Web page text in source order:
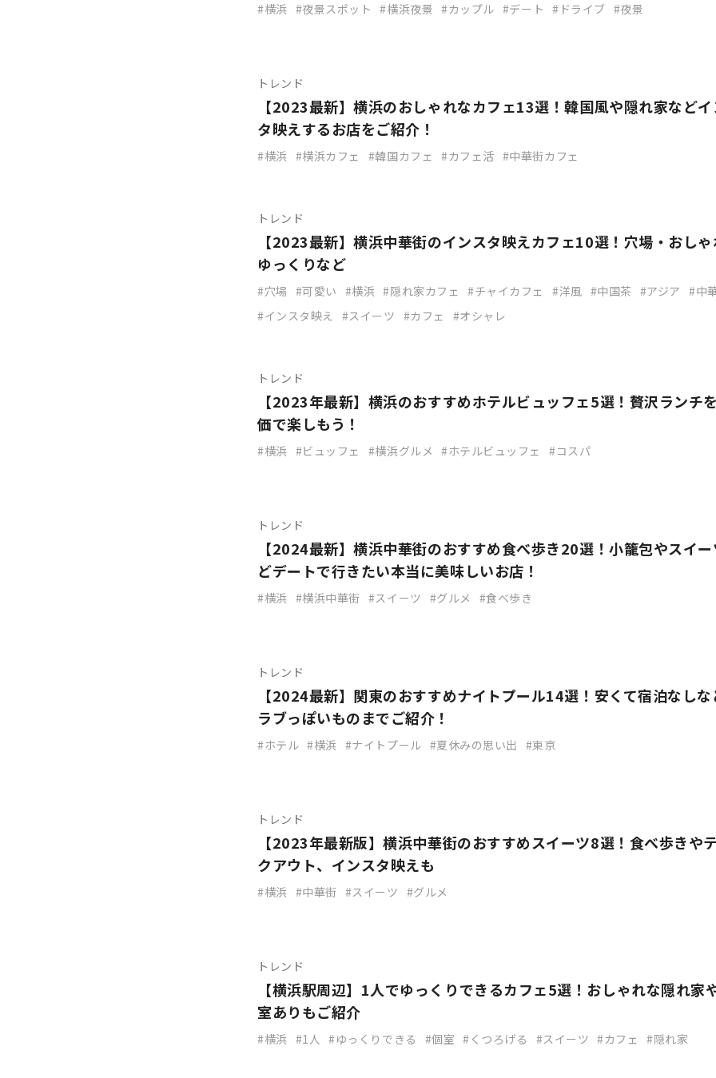
横浜 夜景スポット 横浜夜景 カップル デート ドライブ 夜景
トレンド
【2023最新】横浜のおしゃれなカフェ13選！韓国風や隠れ家などイ
タ映えするお店をご紹介！
横浜 横浜カフェ 韓国カフェ カフェ活 中華街カフェ
トレンド
【2023最新】横浜中華街のインスタ映えカフェ10選！穴場・おしゃ
ゆっくりなど
穴場 可愛い 横浜 隠れ家カフェ チャイカフェ 洋風 中国茶 アジア
中
インスタ映え
スイーツ カフェ オシャレ
トレンド
【2023年最新】横浜のおすすめホテルビュッフェ5選！贅沢ランチ
価で楽しもう！
横浜 ビュッフェ 横浜グルメ ホテルビュッフェ コスパ
トレンド
【2024最新】横浜中華街のおすすめ食べ歩き20選！小籠包やスイー
どデートで行きたい本当に美味しいお店！
横浜 横浜中華街 スイーツ グルメ 食べ歩き
トレンド
【2024最新】関東のおすすめナイトプール14選！安くて宿泊なしな
ラブっぽいものまでご紹介！
ホテル 横浜 ナイトプール 夏休みの思い出 東京
トレンド
【2023年最新版】横浜中華街のおすすめスイーツ8選！食べ歩きや
クアウト、インスタ映えも
横浜 中華街 スイーツ グルメ
トレンド
【横浜駅周辺】1人でゆっくりできるカフェ5選！おしゃれな隠れ家
室ありもご紹介
横浜 1人 ゆっくりできる 個室 くつろげる スイーツ カフェ 隠れ家